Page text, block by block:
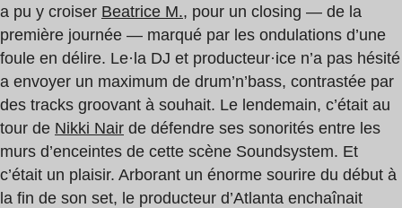
a pu y croiser Beatrice M., pour un closing — de la
première journée — marqué par les ondulations d’une
foule en délire. Le·la DJ et producteur·ice n’a pas hésité
a envoyer un maximum de drum’n’bass, contrastée par
des tracks groovant à souhait. Le lendemain, c’était au
tour de Nikki Nair de défendre ses sonorités entre les
murs d’enceintes de cette scène Soundsystem. Et
c’était un plaisir. Arborant un énorme sourire du début à
la fin de son set, le producteur d’Atlanta enchaînait